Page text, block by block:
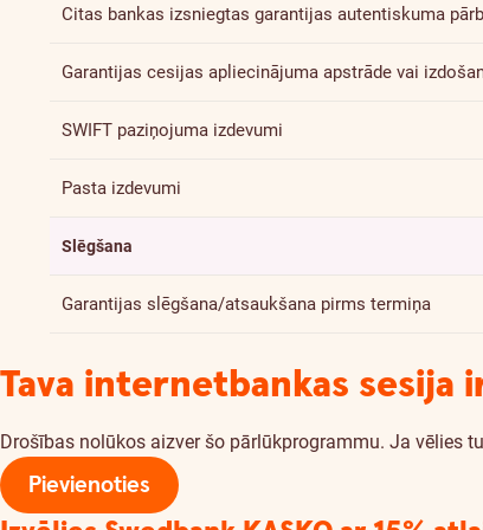
Citas bankas izsniegtas garantijas autentiskuma
Garantijas cesijas apliecinājuma apstrāde vai
SWIFT paziņojuma izdevumi
Pasta izdevumi
Slēgšana
Garantijas slēgšana/atsaukšana pirms termiņa
Tava internetbankas sesija
Drošības nolūkos aizver šo pārlūkprogrammu. Ja vēlies
Pievienoties